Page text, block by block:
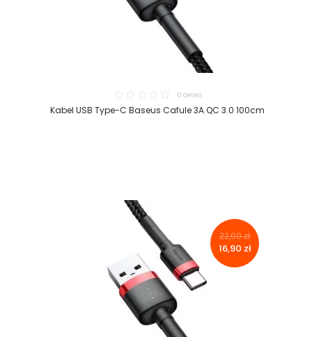
0 OPINII
Kabel USB Type-C Baseus Cafule 3A QC 3.0 100cm
22,00 zł
16,90 zł